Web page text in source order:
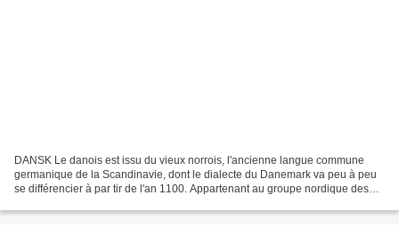
DANSK Le danois est issu du vieux norrois, l'ancienne langue commune
germanique de la Scandinavie, dont le dialecte du Danemark va peu à peu
se différencier à par tir de l'an 1100. Appartenant au groupe nordique des